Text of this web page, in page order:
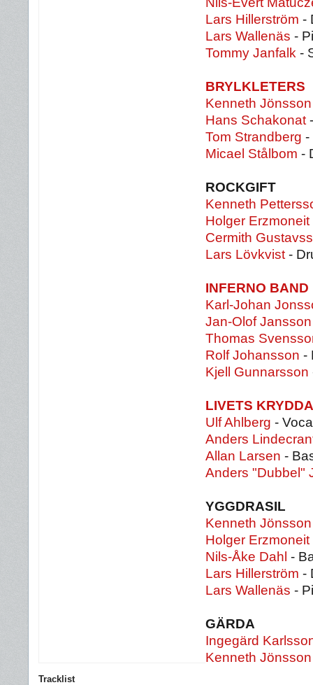
Lars Hillerström -
Lars Wallenäs -
Tommy Janfalk -
BRYLKLETERS
Kenneth Jönsson
Hans Schakonat
Tom Strandberg -
Micael Stålbom -
ROCKGIFT
Kenneth
Holger Erzmoneit
Cermith
Lars Lövkvist -
INFERNO BAND
Karl-Johan
Jan-Olof Jansson
Thomas
Rolf Johansson -
Kjell Gunnarsson
LIVETS KRYDDA
Ulf Ahlberg -
Anders
Allan Larsen -
Anders "Dubbel"
YGGDRASIL
Kenneth Jönsson
Holger Erzmoneit
Nils-Åke Dahl -
Lars Hillerström -
Lars Wallenäs -
GÄRDA
Ingegärd
Kenneth Jönsson
Tracklist